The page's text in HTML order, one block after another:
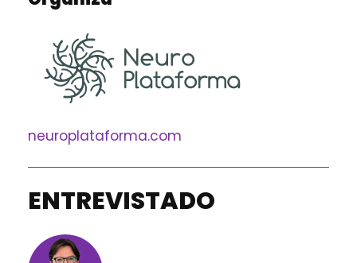
neuroplataforma.com
ENTREVISTADO